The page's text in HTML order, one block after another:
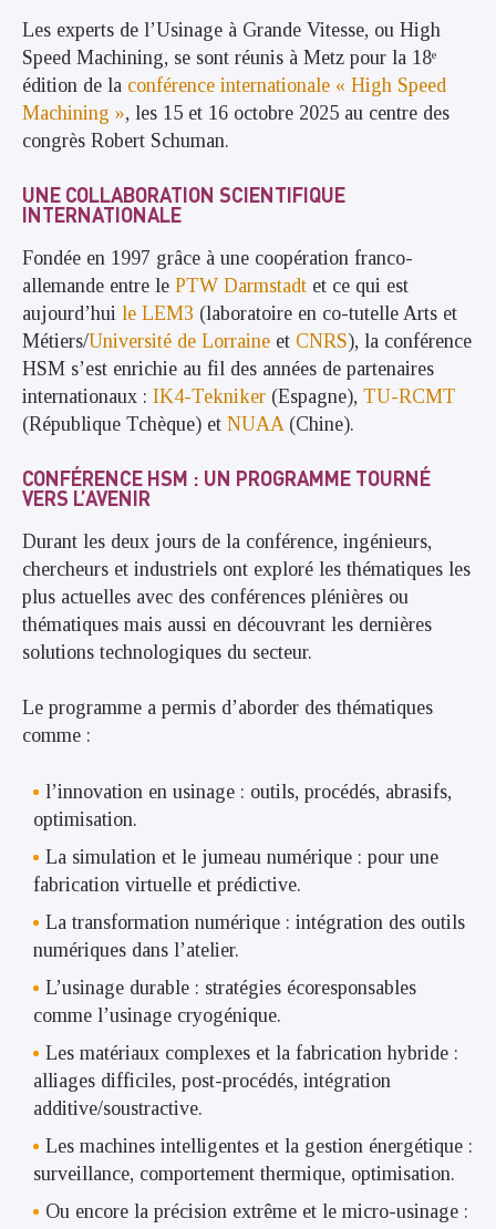
Les experts de l’Usinage à Grande Vitesse, ou High
Speed Machining, se sont réunis à Metz pour la 18ᵉ
édition de la conférence internationale « High Speed
Machining », les 15 et 16 octobre 2025 au centre des
congrès Robert Schuman.
UNE COLLABORATION SCIENTIFIQUE
INTERNATIONALE
Fondée en 1997 grâce à une coopération franco-
allemande entre le PTW Darmstadt et ce qui est
aujourd’hui le LEM3 (laboratoire en co-tutelle Arts et
Métiers/Université de Lorraine et CNRS), la conférence
HSM s’est enrichie au fil des années de partenaires
internationaux : IK4-Tekniker (Espagne), TU-RCMT
(République Tchèque) et NUAA(Chine).
CONFÉRENCE HSM : UN PROGRAMME TOURNÉ
VERS L’AVENIR
Durant les deux jours de la conférence, ingénieurs,
chercheurs et industriels ont exploré les thématiques les
plus actuelles avec des conférences plénières ou
thématiques mais aussi en découvrant les dernières
solutions technologiques du secteur.
Le programme a permis d’aborder des thématiques
comme :
l’innovation en usinage : outils, procédés, abrasifs,
optimisation.
La simulation et le jumeau numérique : pour une
fabrication virtuelle et prédictive.
La transformation numérique : intégration des outils
numériques dans l’atelier.
L’usinage durable : stratégies écoresponsables
comme l’usinage cryogénique.
Les matériaux complexes et la fabrication hybride :
alliages difficiles, post-procédés, intégration
additive/soustractive.
Les machines intelligentes et la gestion énergétique :
surveillance, comportement thermique, optimisation.
Ou encore la précision extrême et le micro-usinage :